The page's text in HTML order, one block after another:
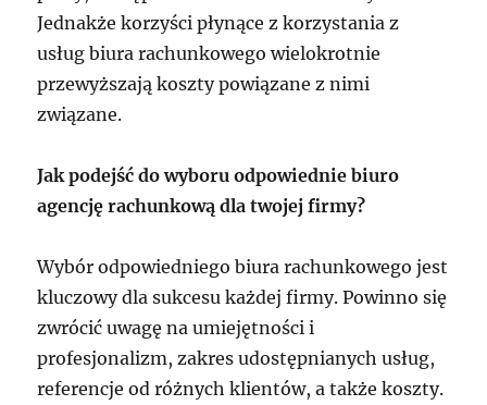
Jednakże korzyści płynące z korzystania z
usług biura rachunkowego wielokrotnie
przewyższają koszty powiązane z nimi
związane.
Jak podejść do wyboru odpowiednie biuro
agencję rachunkową dla twojej firmy?
Wybór odpowiedniego biura rachunkowego jest
kluczowy dla sukcesu każdej firmy. Powinno się
zwrócić uwagę na umiejętności i
profesjonalizm, zakres udostępnianych usług,
referencje od różnych klientów, a także koszty.